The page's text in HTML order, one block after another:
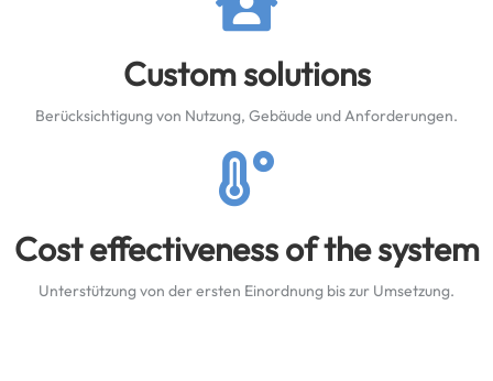
Custom solutions
Berücksichtigung von Nutzung, Gebäude und Anforderungen.
Cost effectiveness of the system
Unterstützung von der ersten Einordnung bis zur Umsetzung.